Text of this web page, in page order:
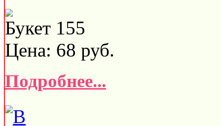
Букет 155
Цена: 68 руб.
Подробнее...